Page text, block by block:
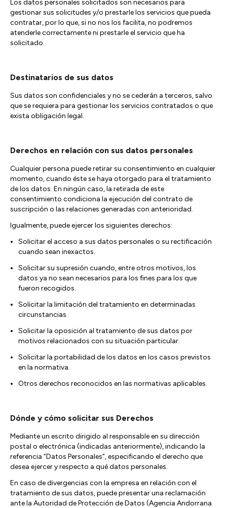
Los datos personales solicitados son necesarios para
gestionar sus solicitudes y/o prestarle los servicios que pueda
contratar, por lo que, si no nos los facilita, no podremos
atenderle correctamente ni prestarle el servicio que ha
solicitado.
Destinatarios de sus datos
Sus datos son confidenciales y no se cederán a terceros, salvo
que se requiera para gestionar los servicios contratados o que
exista obligación legal.
Derechos en relación con sus datos personales
Cualquier persona puede retirar su consentimiento en cualquier
momento, cuando éste se haya otorgado para el tratamiento
de los datos. En ningún caso, la retirada de este
consentimiento condiciona la ejecución del contrato de
suscripción o las relaciones generadas con anterioridad.
Igualmente, puede ejercer los siguientes derechos:
Solicitar el acceso a sus datos personales o su rectificación
cuando sean inexactos.
Solicitar su supresión cuando, entre otros motivos, los
datos ya no sean necesarios para los fines para los que
fueron recogidos.
Solicitar la limitación del tratamiento en determinadas
circunstancias.
Solicitar la oposición al tratamiento de sus datos por
motivos relacionados con su situación particular.
Solicitar la portabilidad de los datos en los casos previstos
en la normativa.
Otros derechos reconocidos en las normativas aplicables.
Dónde y cómo solicitar sus Derechos
Mediante un escrito dirigido al responsable en su dirección
postal o electrónica (indicadas anteriormente), indicando la
referencia “Datos Personales”, especificando el derecho que
desea ejercer y respecto a qué datos personales.
En caso de divergencias con la empresa en relación con el
tratamiento de sus datos, puede presentar una reclamación
ante la Autoridad de Protección de Datos (Agencia Andorrana